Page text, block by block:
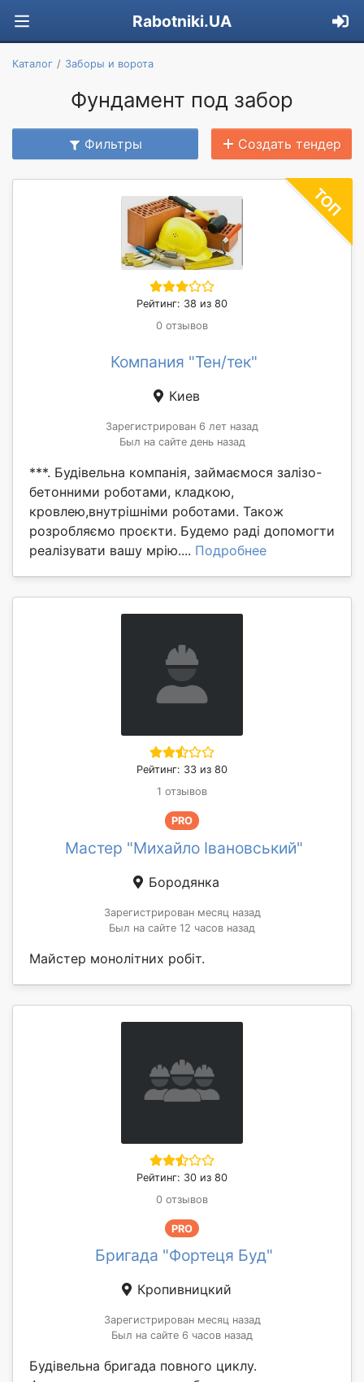
Rabotniki.UA
Каталог Заборы и ворота
Фундамент под забор
Фильтры Создать тендер
Рейтинг: 38 из 80
0 отзывов
Компания "Тен/тек"
Киев
Зарегистрирован 6 лет назад
Был на сайте день назад
***. Будівельна компанія, займаємося залізо-
бетонними роботами, кладкою,
кровлею,внутрішніми роботами. Також
розробляємо проєкти. Будемо раді допомогти
реалізувати вашу мрію.... Подробнее
Рейтинг: 33 из 80
1 отзывов
PRO
Мастер "Михайло Івановський"
Бородянка
Зарегистрирован месяц назад
Был на сайте 12 часов назад
Майстер монолітних робіт.
Рейтинг: 30 из 80
0 отзывов
PRO
Бригада "Фортеця Буд"
Кропивницкий
Зарегистрирован месяц назад
Был на сайте 6 часов назад
Будівельна бригада повного циклу.